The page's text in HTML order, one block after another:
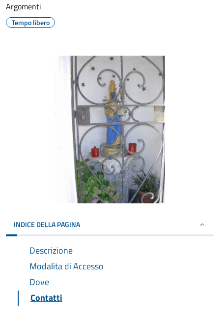
Argomenti
Tempo libero
INDICE DELLA PAGINA
Descrizione
Modalita di Accesso
Dove
Contatti